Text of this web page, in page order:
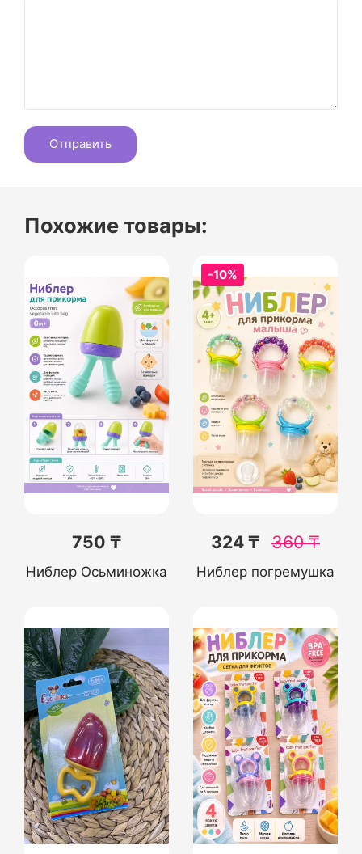
Похожие товары:
750 ₸
Ниблер Осьминожка
-10%
324 ₸ 360₸
Ниблер погремушка